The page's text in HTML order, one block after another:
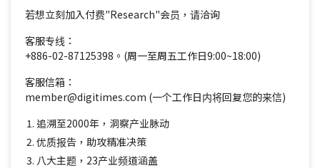
若想立刻加入付费"Research"会员，请洽询
客服专线：
+886-02-87125398。(周一至周五工作日9:00~18:00)
客服信箱：
member@digitimes.com (一个工作日内将回复您的来信)
追溯至2000年，洞察产业脉动
优质报告，助攻精准决策
八大主题，23产业频道涵盖